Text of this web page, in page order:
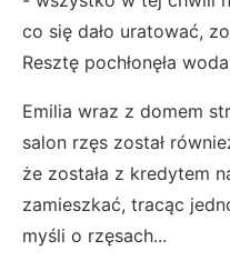
co się dało uratować,
Resztę pochłonęła
Emilia wraz z domem
salon rzęs został
że została z kredytem
zamieszkać, tracąc
myśli o rzęsach...